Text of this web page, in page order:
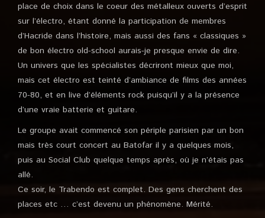
place de choix dans le coeur des métalleux ouverts d’esprit
sur l’électro, étant donné la participation de membres
d’Hacride dans l’histoire, mais aussi des fans « classiques »
de bon électro old-school aurais-je presque envie de dire.
Un univers que les spécialistes décriront mieux que moi,
mais cet électro est teinté d’ambiance de films des années
70-80, et en live d’éléments rock puisqu’il y a la présence
d’une vraie batterie et guitare.
Le groupe avait commencé son périple parisien par un bon
mais très court concert au Batofar il y a quelques mois,
puis au Social Club quelque temps après, où je n’étais pas
allé.
Ce soir, le Trabendo est complet. Des gens cherchent des
places etc … c’est devenu un phénomène. Mérité.